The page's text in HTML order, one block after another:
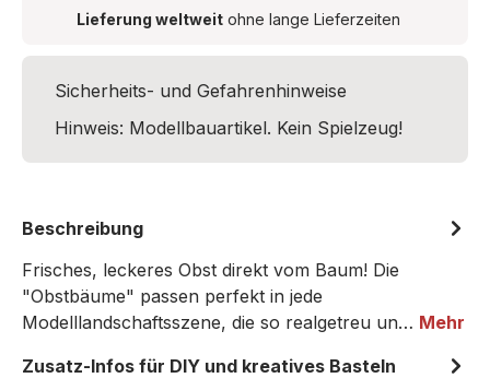
Lieferung weltweit ohne lange Lieferzeiten
Sicherheits- und Gefahrenhinweise
Hinweis: Modellbauartikel. Kein Spielzeug!
Beschreibung
Frisches, leckeres Obst direkt vom Baum! Die
"Obstbäume" passen perfekt in jede
Modelllandschaftsszene, die so realgetreu un… Mehr
Zusatz-Infos für DIY und kreatives Basteln